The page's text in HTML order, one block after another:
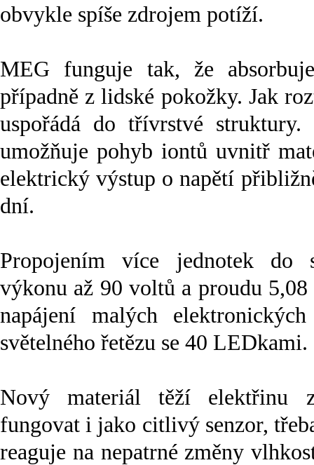
obvykle spíše zdrojem potíží.
MEG funguje tak, že
případně z lidské pokožky. Jak
uspořádá do třívrstvé
umožňuje pohyb iontů uvnitř
elektrický výstup o napětí
dní.
Propojením více jednotek do
výkonu až 90 voltů a proudu
napájení malých
světelného řetězu se 40 LEDkami.
Nový materiál těží elektřinu
fungovat i jako citlivý senzor,
reaguje na nepatrné změny